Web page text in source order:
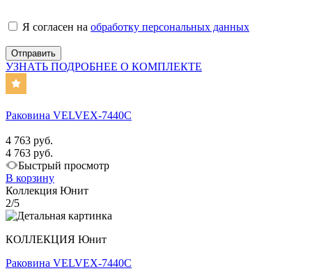
Я согласен на обработку персональных данных
УЗНАТЬ ПОДРОБНЕЕ О КОМПЛЕКТЕ
Раковина VELVEX-7440C
4 763 руб.
4 763 руб.
Быстрый просмотр
В корзину
Коллекция Юнит
2/5
КОЛЛЕКЦИЯ Юнит
Раковина VELVEX-7440C